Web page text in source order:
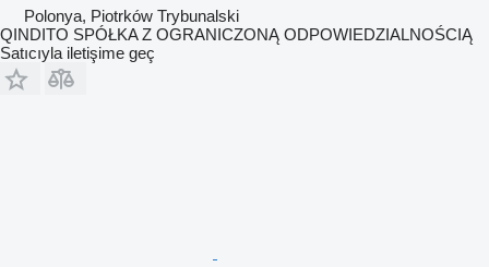
Polonya, Piotrków Trybunalski
QINDITO SPÓŁKA Z OGRANICZONĄ ODPOWIEDZIALNOŚCIĄ
Satıcıyla iletişime geç